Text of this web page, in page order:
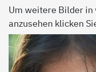
Um weitere Bilder
anzusehen klicken